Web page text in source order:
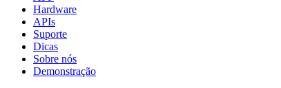
Hardware
APIs
Suporte
Dicas
Sobre nós
Demonstração